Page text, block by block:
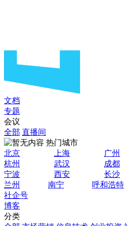
文档
专题
会议
全部 直播间
热门城市
北京
上海 广州
杭州
武汉 成都
宁波
西安 长沙
兰州
南宁 呼和浩特
社企号
博客
分类